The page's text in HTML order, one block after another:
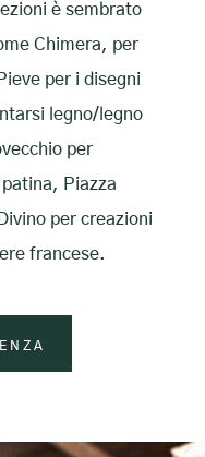
è sembrato
Chimera, per
per i disegni
legno/legno
per
patina, Piazza
per creazioni
francese.